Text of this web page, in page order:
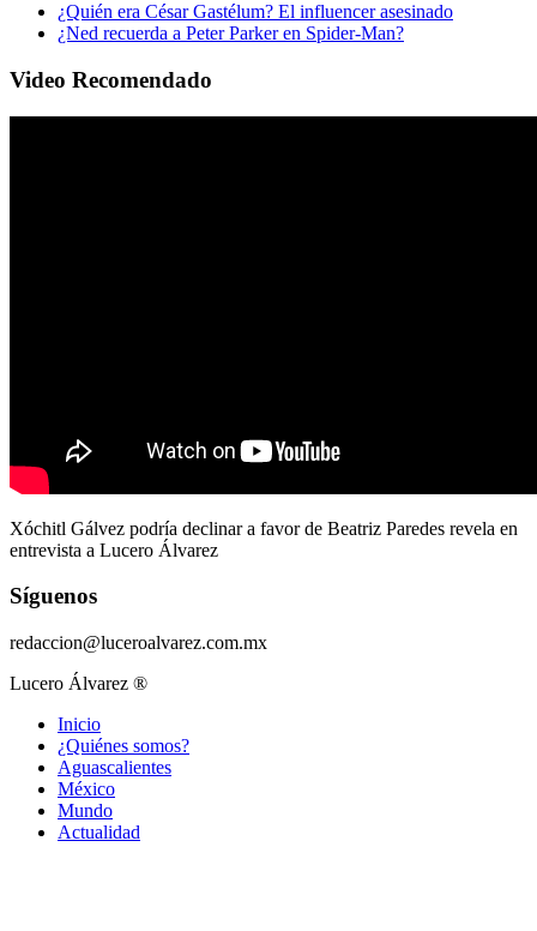
¿Quién era César Gastélum? El influencer asesinado
¿Ned recuerda a Peter Parker en Spider-Man?
Video Recomendado
Xóchitl Gálvez podría declinar a favor de Beatriz Paredes revela en
entrevista a Lucero Álvarez
Síguenos
redaccion@luceroalvarez.com.mx
Lucero Álvarez ®
Inicio
¿Quiénes somos?
Aguascalientes
México
Mundo
Actualidad